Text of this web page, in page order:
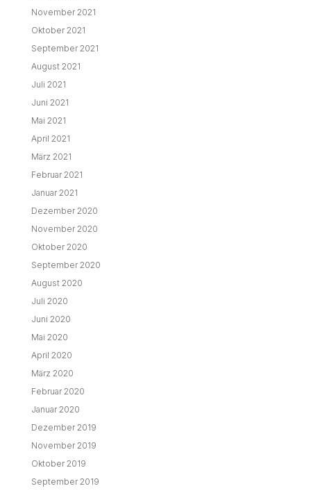
November 2021
Oktober 2021
September 2021
August 2021
Juli 2021
Juni 2021
Mai 2021
April 2021
März 2021
Februar 2021
Januar 2021
Dezember 2020
November 2020
Oktober 2020
September 2020
August 2020
Juli 2020
Juni 2020
Mai 2020
April 2020
März 2020
Februar 2020
Januar 2020
Dezember 2019
November 2019
Oktober 2019
September 2019